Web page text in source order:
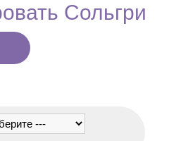
Сольгри